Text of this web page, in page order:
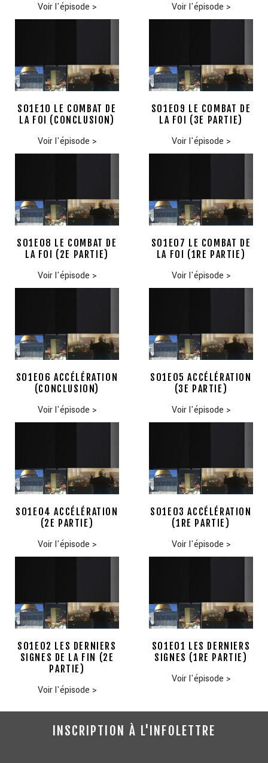
Voir l'épisode > Voir l'épisode >
S01E10 LE COMBAT DE
LA FOI (CONCLUSION)
Voir l'épisode >
S01E09 LE COMBAT DE
LA FOI (3E PARTIE)
Voir l'épisode >
S01E08 LE COMBAT DE
LA FOI (2E PARTIE)
Voir l'épisode >
S01E07 LE COMBAT DE
LA FOI (1RE PARTIE)
Voir l'épisode >
S01E06 ACCÉLÉRATION
(CONCLUSION)
Voir l'épisode >
S01E05 ACCÉLÉRATION
(3E PARTIE)
Voir l'épisode >
S01E04 ACCÉLÉRATION
(2E PARTIE)
Voir l'épisode >
S01E03 ACCÉLÉRATION
(1RE PARTIE)
Voir l'épisode >
S01E02 LES DERNIERS
SIGNES DE LA FIN (2E
PARTIE)
Voir l'épisode >
S01E01 LES DERNIERS
SIGNES (1RE PARTIE)
Voir l'épisode >
INSCRIPTION À L'INFOLETTRE